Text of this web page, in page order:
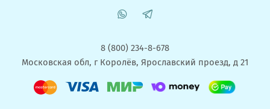
8 (800) 234-8-678
Московская обл, г Королёв, Ярославский проезд, д 21